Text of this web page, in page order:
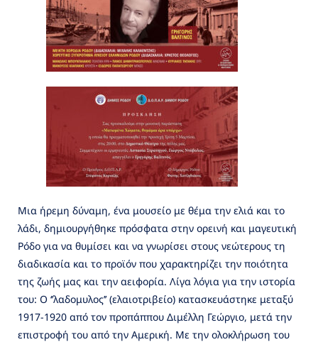
Μια ήρεμη δύναμη, ένα μουσείο με θέμα την ελιά και το
λάδι, δημιουργήθηκε πρόσφατα στην ορεινή και μαγευτική
Ρόδο για να θυμίσει και να γνωρίσει στους νεώτερους τη
διαδικασία και το προϊόν που χαρακτηρίζει την ποιότητα
της ζωής μας και την αειφορία. Λίγα λόγια για την ιστορία
του: Ο ‘’λαδομυλος’’ (ελαιοτριβείο) κατασκευάστηκε μεταξύ
1917-1920 από τον προπάππου Διμέλλη Γεώργιο, μετά την
επιστροφή του από την Αμερική. Με την ολοκλήρωση του